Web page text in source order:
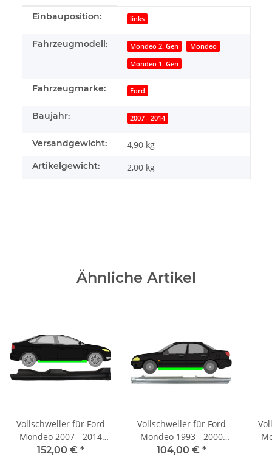
Produkteigenschaft
Wert
Einbauposition: links
Fahrzeugmodell: Mondeo 2. Gen Mondeo
Mondeo 1. Gen
Fahrzeugmarke: Ford
Baujahr: 2007 - 2014
Versandgewicht: 4,90 kg
Artikelgewicht: 2,00 kg
Ähnliche Artikel
Vollschweller für Ford
Mondeo 2007 - 2014
rechts
152,00 € *
Vollschweller für Ford
Mondeo 1993 - 2000
links
104,00 € *